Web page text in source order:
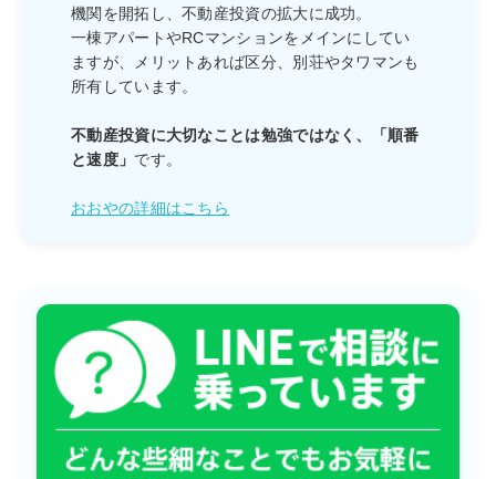
機関を開拓し、不動産投資の拡大に成功。
一棟アパートやRCマンションをメインにしてい
ますが、メリットあれば区分、別荘やタワマンも
所有しています。
不動産投資に大切なことは勉強ではなく、「順番
と速度」 です。
おおやの詳細はこちら